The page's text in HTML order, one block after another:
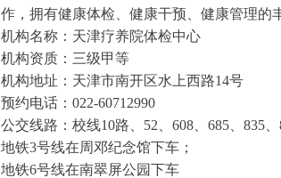
作，拥有健康体检、健康干预、健康管理的
机构名称：天津疗养院体检中心
机构资质：三级甲等
机构地址：天津市南开区水上西路14号
预约电话：022-60712990
公交线路：校线10路、52、608、685、835
地铁3号线在周邓纪念馆下车；
地铁6号线在南翠屏公园下车